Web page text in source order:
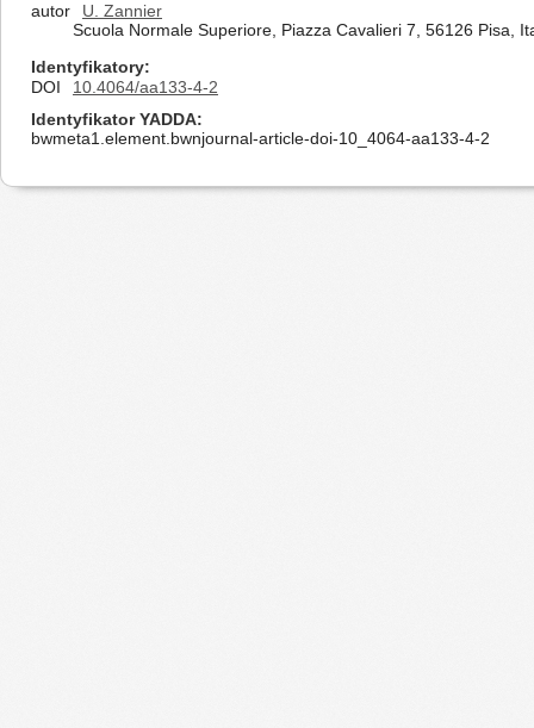
autor
U. Zannier
Scuola Normale Superiore, Piazza Cavalieri 7, 56126 Pisa,
Identyfikatory
DOI
10.4064/aa133-4-2
Identyfikator YADDA
bwmeta1.element.bwnjournal-article-doi-10_4064-aa133-4-2